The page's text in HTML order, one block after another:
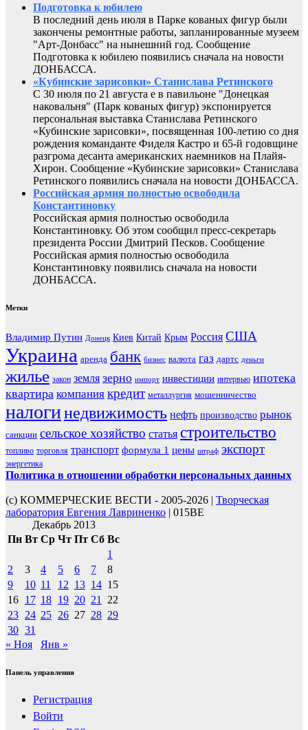
Подготовка к юбилею
В последний день июля в Парке кованых фигур были
закончены ремонтные работы, запланированные музеем
"Арт-Донбасс" на нынешний год. Сообщение
Подготовка к юбилею появились сначала на новости
ДОНБАССА.
«Кубинские зарисовки» Станислава Ретинского
С 30 июля по 21 августа е в павильоне "Донецкая
наковальня" (Парк кованых фигур) экспонируется
персональная выставка Станислава Ретинского
«Кубинские зарисовки», посвященная 100-летию со дня
рождения команданте Фиделя Кастро и 65-й годовщине
разгрома десанта американских наемников на Плайя-
Хирон. Сообщение «Кубинские зарисовки» Станислава
Ретинского появились сначала на новости ДОНБАССА.
Российская армия полностью освободила
Константиновку
Российская армия полностью освободила
Константиновку. Об этом сообщил пресс-секретарь
президента России Дмитрий Песков. Сообщение
Российская армия полностью освободила
Константиновку появились сначала на новости
ДОНБАССА.
Метки
Владимир Путин Донецк Киев Китай Крым Россия США
Украина аренда банк бизнес валюта газ дартс деньги
жилье закон земля зерно импорт инвестиции интервью ипотека
квартира компания кредит металлургия мошенничество
налогинедвижимость нефть производство рынок
санкции сельское хозяйство статья строительство
топливо торговля транспорт формула 1 цены штраф экспорт
энергетика
Политика в отношении обработки персональных данных
(с) КОММЕРЧЕСКИЕ ВЕСТИ - 2005-2026 | Творческая
лаборатория Евгения Лавриненко | 015BE
Декабрь 2013
Пн Вт Ср Чт Пт Сб Вс
1
2
3 4 5 6 7
8
9
10 11 12 13 14 15
16 17 18 19 20 21
22
23 24 25 26 27 28 29
30 31
« Ноя
Янв »
Панель управления
Регистрация
Войти